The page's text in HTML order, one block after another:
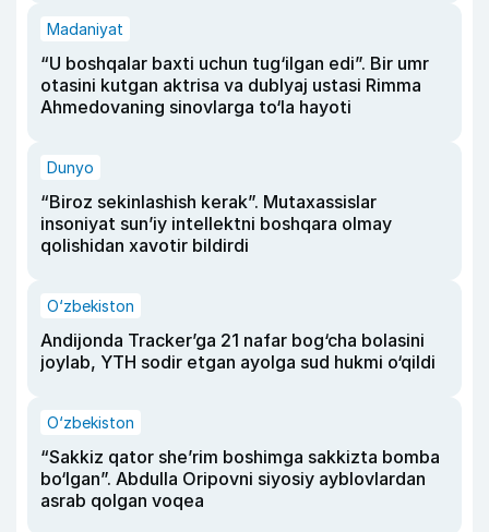
Madaniyat
“U boshqalar baxti uchun tug‘ilgan edi”. Bir umr
otasini kutgan aktrisa va dublyaj ustasi Rimma
Ahmedovaning sinovlarga to‘la hayoti
Dunyo
“Biroz sekinlashish kerak”. Mutaxassislar
insoniyat sun’iy intellektni boshqara olmay
qolishidan xavotir bildirdi
O‘zbekiston
Andijonda Tracker’ga 21 nafar bog‘cha bolasini
joylab, YTH sodir etgan ayolga sud hukmi o‘qildi
O‘zbekiston
“Sakkiz qator she’rim boshimga sakkizta bomba
bo‘lgan”. Abdulla Oripovni siyosiy ayblovlardan
asrab qolgan voqea